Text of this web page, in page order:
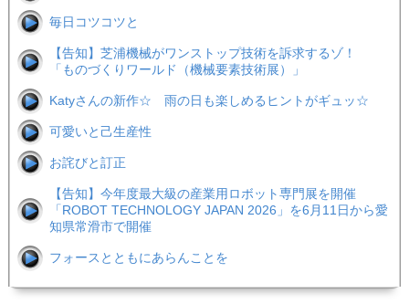
毎日コツコツと
【告知】芝浦機械がワンストップ技術を訴求するゾ！
「ものづくりワールド（機械要素技術展）」
Katyさんの新作☆ 雨の日も楽しめるヒントがギュッ☆
可愛いと己生産性
お詫びと訂正
【告知】今年度最大級の産業用ロボット専門展を開催
「ROBOT TECHNOLOGY JAPAN 2026」を6月11日から愛
知県常滑市で開催
フォースとともにあらんことを